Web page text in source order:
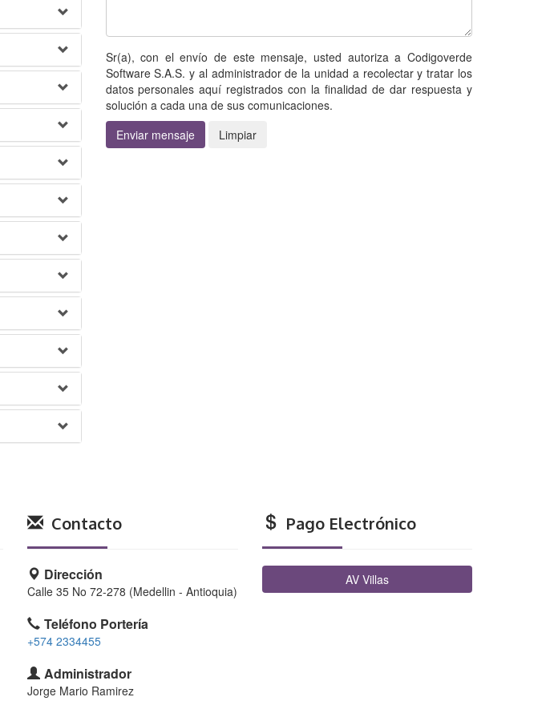
Sr(a), con el envío de este mensaje, usted autoriza a Codigoverde
Software S.A.S. y al administrador de la unidad a recolectar y tratar los
datos personales aquí registrados con la finalidad de dar respuesta y
solución a cada una de sus comunicaciones.
Enviar mensaje
Limpiar
Contacto
Dirección
Calle 35 No 72-278 (Medellin - Antioquia)
Teléfono Portería
+574 2334455
Administrador
Jorge Mario Ramirez
Pago Electrónico
AV Villas